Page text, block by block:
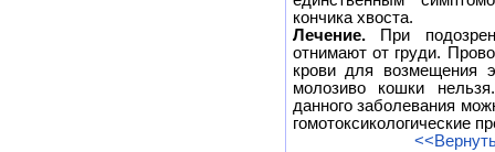
кончика хвоста.
Лечение.При
отнимают от груди.
крови для возмещения
молозиво кошки
данного заболевания
гомотоксикологические